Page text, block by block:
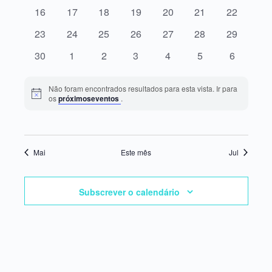
Eventos
0
16
0
17
0
18
0
19
0
20
0
21
0
22
0
23
0
24
0
25
0
26
0
27
0
28
0
29
0
30
0
1
0
2
0
3
0
4
0
5
0
6
Aviso
Não foram encontrados resultados para esta vista. Ir para
ospróximoseventos .
Mai Este mês Jul
Subscrever o calendário